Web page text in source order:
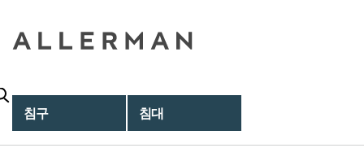
침구 침대